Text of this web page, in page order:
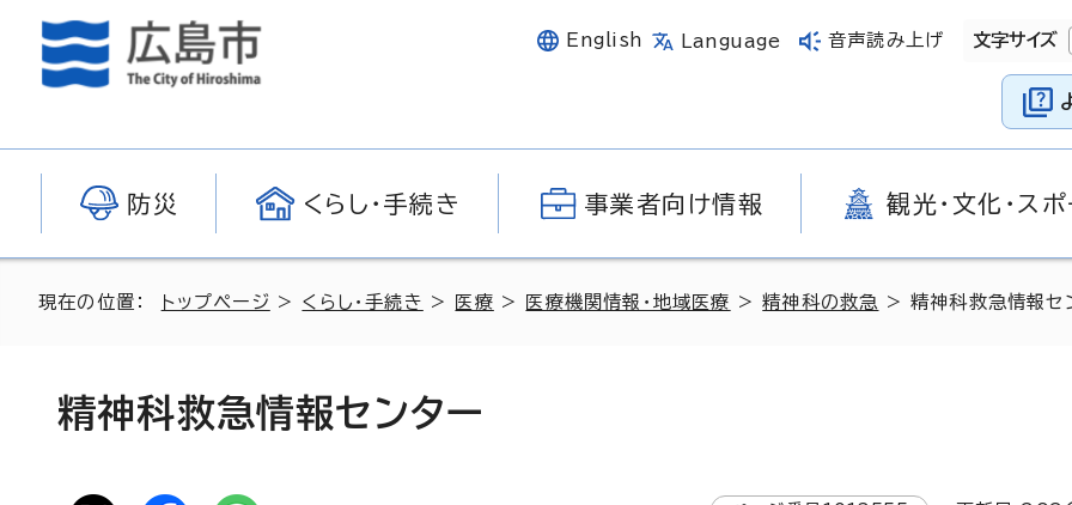
English Language 音声読み上げ 文字サイズ
防災 くらし・手続き 事業者向け情報 観光・文化・ス
現在の位置： トップページ > くらし・手続き > 医療 > 医療機関情報・地域医療 >精神科の救急 > 精神科救急情報セ
精神科救急情報センター